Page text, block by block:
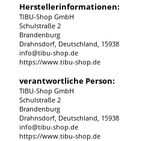
Herstellerinformationen:
TIBU-Shop GmbH
Schulstraße 2
Brandenburg
Drahnsdorf, Deutschland, 15938
info@tibu-shop.de
https://www.tibu-shop.de
verantwortliche Person:
TIBU-Shop GmbH
Schulstraße 2
Brandenburg
Drahnsdorf, Deutschland, 15938
info@tibu-shop.de
https://www.tibu-shop.de